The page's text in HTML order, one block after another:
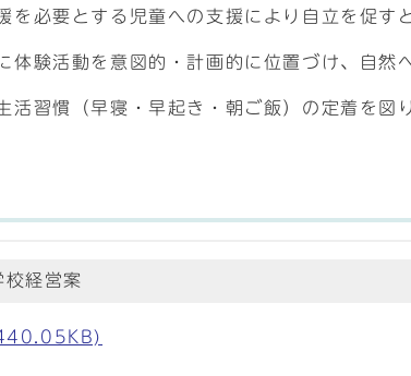
を必要とする児童への支援により自立を促す
体験活動を意図的・計画的に位置づけ、自然
活習慣（早寝・早起き・朝ご飯）の定着を図
経営案